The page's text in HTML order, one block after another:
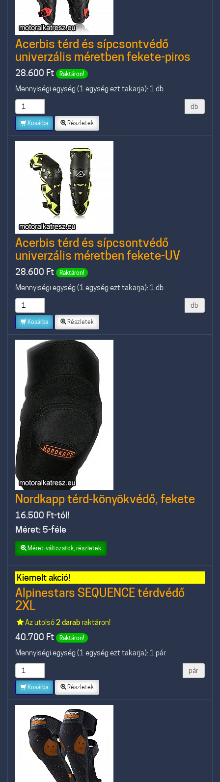
Acerbis térd és sípcsontvédő
univerzális méretben fekete-piros
28.600 Ft Raktáron!
Mennyiségi egység (1 egység ezt takarja): 1 db
db
Kosárba Részletek
Acerbis térd és sípcsontvédő
univerzális méretben fekete-UV
28.600 Ft Raktáron!
Mennyiségi egység (1 egység ezt takarja): 1 db
db
Kosárba Részletek
Nordkapp térd-könyökvédő, fekete
16.500 Ft-tól!
Méret: 5-féle
Méret-változatok, részletek
Kiemelt akció!
Alpinestars SEQUENCE térdvédő
2XL
Az utolsó2 darabraktáron!
40.700 Ft Raktáron!
Mennyiségi egység (1 egység ezt takarja): 1 pár
pár
Kosárba Részletek